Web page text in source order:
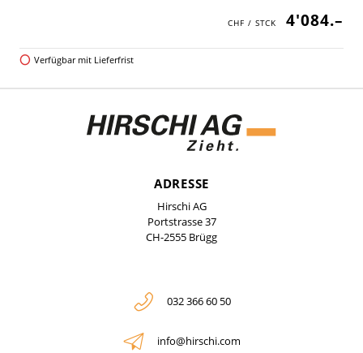
4'084.–
Verfügbar mit Lieferfrist
ADRESSE
Hirschi AG
Portstrasse 37
CH-2555 Brügg
032 366 60 50
info@hirschi.com